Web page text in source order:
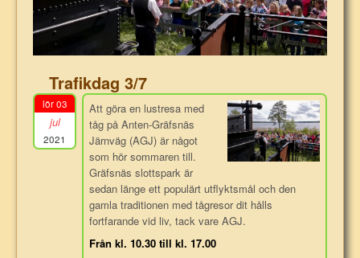
Trafikdag 3/7
lör 03
jul
2021
Att göra en lustresa med
tåg på Anten-Gräfsnäs
Järnväg (AGJ) är något
som hör sommaren till.
Gräfsnäs slottspark är
sedan länge ett populärt utflyktsmål och den
gamla traditionen med tågresor dit hålls
fortfarande vid liv, tack vare AGJ.
Från kl. 10.30 till kl. 17.00